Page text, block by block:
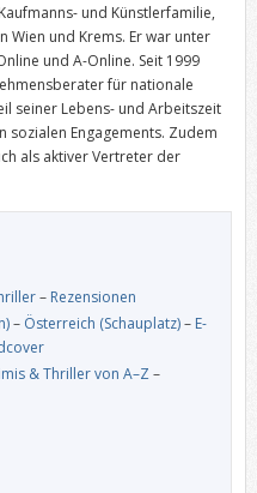
und Künstlerfamilie,
Wien und Krems. Er war unter
und A-Online. Seit 1999
für nationale
seiner Lebens- und Arbeitszeit
sozialen Engagements. Zudem
als aktiver Vertreter der
– Rezensionen
– Österreich (Schauplatz)– E-
& Thriller von A–Z –